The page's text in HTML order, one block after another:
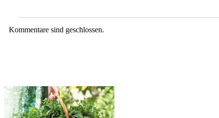
Kommentare sind geschlossen.